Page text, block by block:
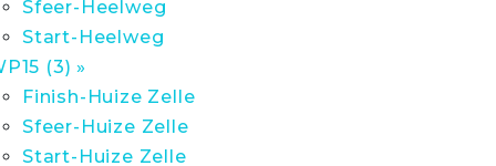
Sfeer-Heelweg
Start-Heelweg
(3) »
Finish-Huize Zelle
Sfeer-Huize Zelle
Start-Huize Zelle